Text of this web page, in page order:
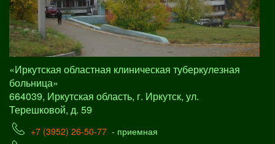
«Иркутская областная клиническая туберкулезная
больница»
664039, Иркутская область, г. Иркутск, ул.
Терешковой, д. 59
+7 (3952) 26-50-77 - приемная